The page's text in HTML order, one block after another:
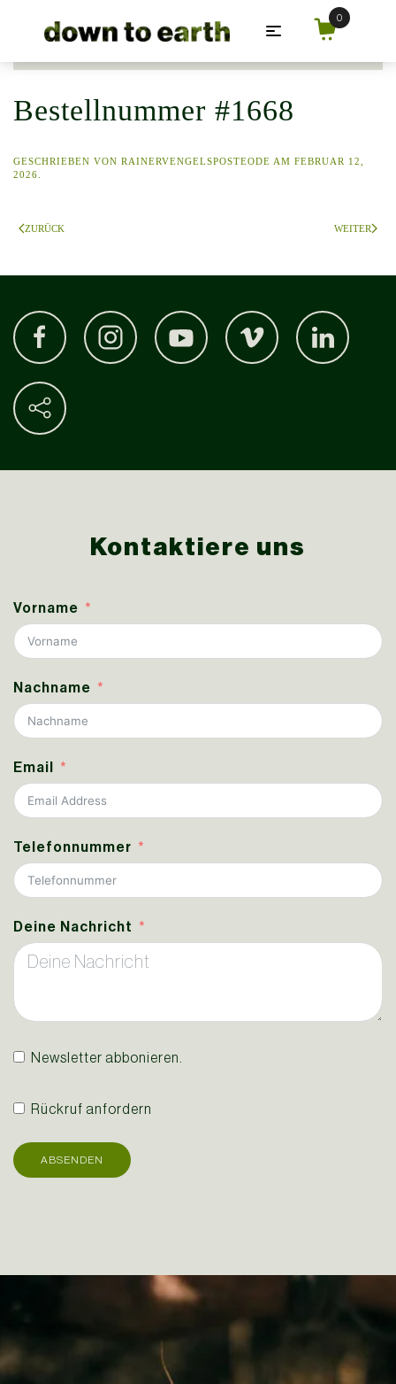
Zum Hauptinhalt springen
Bestellnummer #1668
GESCHRIEBEN VON RAINERVENGELSPOSTEODE AM FEBRUAR 12,
2026
ZURÜCK WEITER
Kontaktiere uns
Vorname
Nachname
Email
Telefonnummer
Deine Nachricht
Newsletter abbonieren.
Rückruf anfordern
ABSENDEN